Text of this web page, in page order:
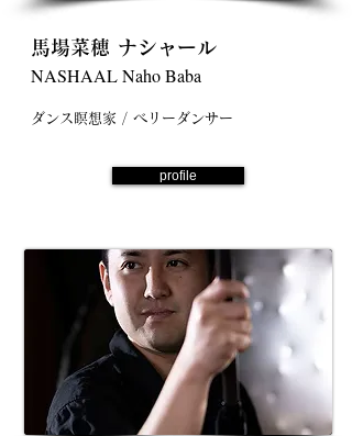
馬場菜穂 ナシャール
NASHAAL Naho Baba
ダンス瞑想家 / ベリーダンサー
profile